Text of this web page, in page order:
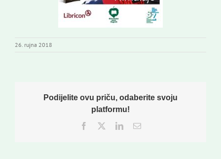
26. rujna 2018
Podijelite ovu priču, odaberite svoju
platformu!
Facebook
TwitterLinkedInEmail: